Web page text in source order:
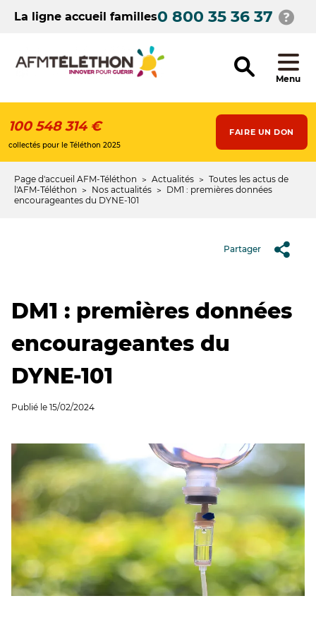
contenuLa ligne accueil familles0 800 35 36 37
Menu
100 548 314 €
collectés pour le Téléthon 2025
FAIRE UN DON
Fil
d'Ariane
Page d'accueil AFM-Téléthon Actualités
Toutes les actus de
l'AFM-Téléthon
Nos actualités
DM1 : premières données
encourageantes du DYNE-101
Partager
DM1 : premières données
encourageantes du
DYNE-101
Publié le 15/02/2024